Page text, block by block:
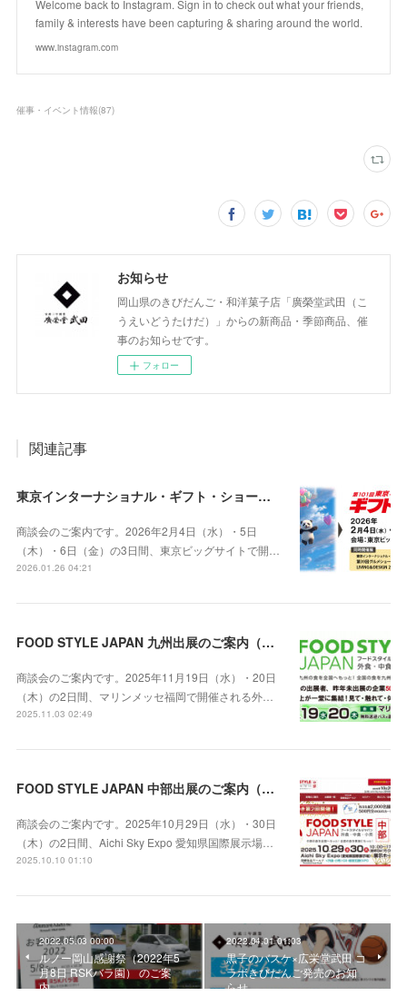
Welcome back to Instagram. Sign in to check out what your friends,
family & interests have been capturing & sharing around the world.
www.instagram.com
催事・イベント情報(87)
お知らせ
岡山県のきびだんご・和洋菓子店「廣榮堂武田（こ
うえいどうたけだ）」からの新商品・季節商品、催
事のお知らせです。
フォロー
関連記事
東京インターナショナル・ギフト・ショー春2026 / グルメショー春2026出展のご案内（2026年2月4日～6日）
商談会のご案内です。2026年2月4日（水）・5日
（木）・6日（金）の3日間、東京ビッグサイトで開…
2026.01.26 04:21
FOOD STYLE JAPAN 九州出展のご案内（2025年11月19日・20日 マリンメッセ福岡）
商談会のご案内です。2025年11月19日（水）・20日
（木）の2日間、マリンメッセ福岡で開催される外…
2025.11.03 02:49
FOOD STYLE JAPAN 中部出展のご案内（10月29日・30日 Aichi Sky Expo 愛知県国際展示場）
商談会のご案内です。2025年10月29日（水）・30日
（木）の2日間、Aichi Sky Expo 愛知県国際展示場…
2025.10.10 01:10
2022.05.03 00:00
ルノー岡山感謝祭（2022年5
月8日 RSKバラ園） のご案
内
2022.04.01 01:03
黒子のバスケ×広栄堂武田 コ
ラボきびだんご発売のお知
らせ